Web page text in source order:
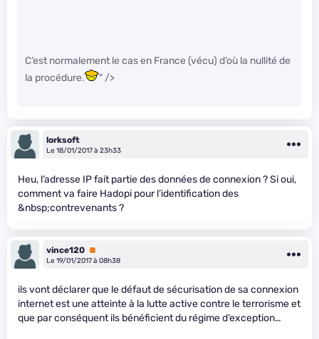
C’est normalement le cas en France (vécu) d’où la nullité de
la procédure.
" />
lorksoft
Le 18/01/2017 à 23h33
Heu, l’adresse IP fait partie des données de connexion ? Si oui,
comment va faire Hadopi pour l’identification des
&nbsp;contrevenants ?
vince120 Premium
Le 19/01/2017 à 08h38
ils vont déclarer que le défaut de sécurisation de sa connexion
internet est une atteinte à la lutte active contre le terrorisme et
que par conséquent ils bénéficient du régime d’exception…